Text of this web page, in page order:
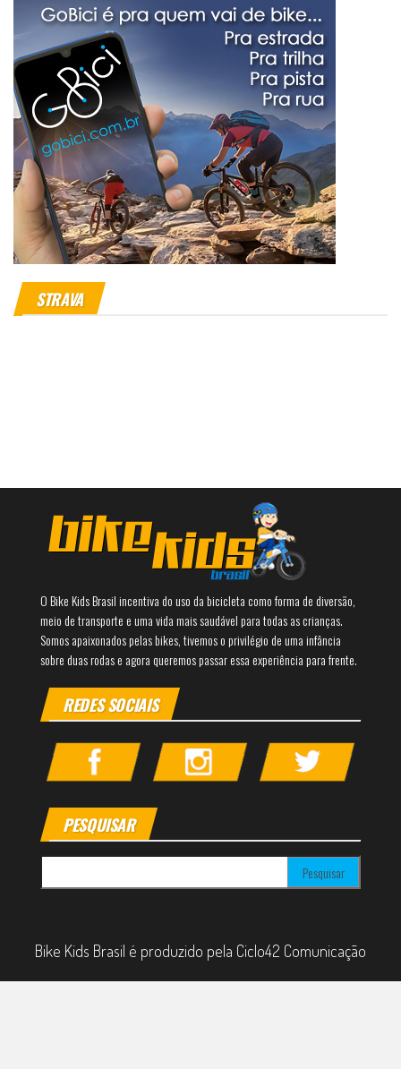
STRAVA
O Bike Kids Brasil incentiva do uso da bicicleta como forma de diversão,
meio de transporte e uma vida mais saudável para todas as crianças.
Somos apaixonados pelas bikes, tivemos o privilégio de uma infância
sobre duas rodas e agora queremos passar essa experiência para frente.
REDES SOCIAIS
PESQUISAR
Bike Kids Brasil é produzido pela Ciclo42 Comunicação